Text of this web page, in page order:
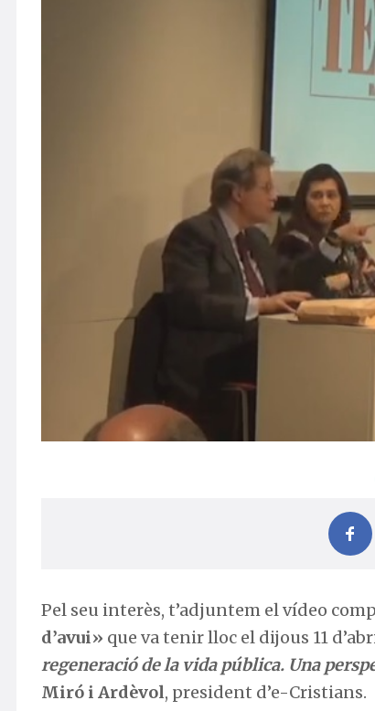
Pel seu interès, t’adjuntem el vídeo
d’avui» que va tenir lloc el dijous 11
regeneració de la vida pública. Una
Miró i Ardèvol, president d’e-Cristians.